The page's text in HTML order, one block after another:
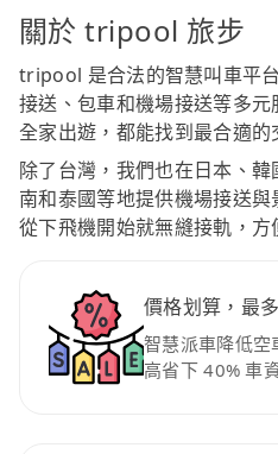
關於 tripool 旅步
tripool 是合法的智慧叫車平
接送、包車和機場接送等多
全家出遊，都能找到最合適的
除了台灣，我們也在日本、
南和泰國等地提供機場接送
從下飛機開始就無縫接軌，方
價格划算，最
智慧派車降低空
高省下 40% 車